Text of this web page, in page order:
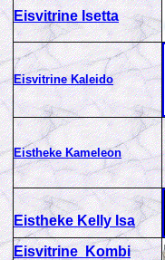
Eisvitrine Isetta
Eisvitrine Kaleido
Eistheke Kameleon
EisthekeKelly Isa
Eisvitrine Kombi